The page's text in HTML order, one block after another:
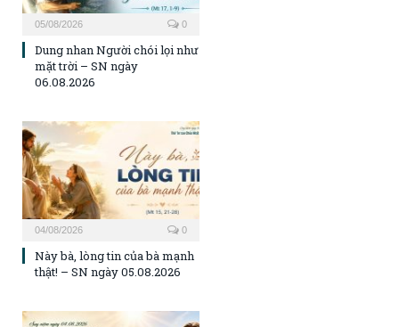
05/08/2026 0
Dung nhan Người chói lọi như
mặt trời – SN ngày
06.08.2026
04/08/2026 0
Này bà, lòng tin của bà mạnh
thật! – SN ngày 05.08.2026